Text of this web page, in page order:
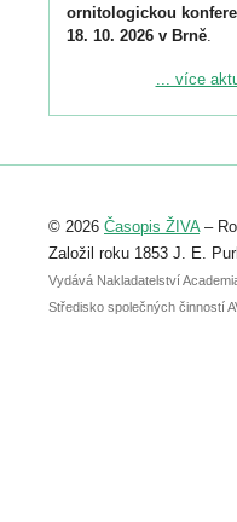
ornitologickou
18. 10. 2026 v Brně.
Podrobnější informace
Registrovat se můžete
abstraktu přihlášené
posteru je už 30.
... více
© 2026 Časopis ŽIVA–
Založil roku 1853 J. E.
Vydává Nakladatelství
Středisko společných činností